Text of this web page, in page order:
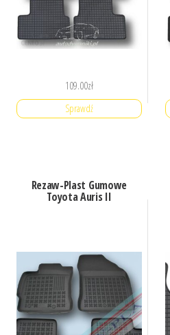
109.00zł
Sprawdź
Rezaw-Plast Gumowe
Toyota Auris II